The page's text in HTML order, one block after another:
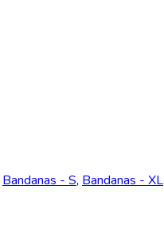
Bandanas - S, Bandanas - XL